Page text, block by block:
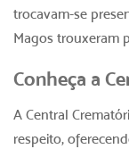
trocavam-se
Magos trouxeram
Conheça a
A Central
respeito,